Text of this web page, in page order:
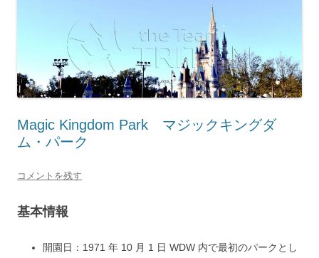
Magic Kingdom Park マジックキングダ
ム・パーク
コメントを残す
基本情報
開園日： 1971 年 10 月 1 日 WDW 内で最初のパークとし